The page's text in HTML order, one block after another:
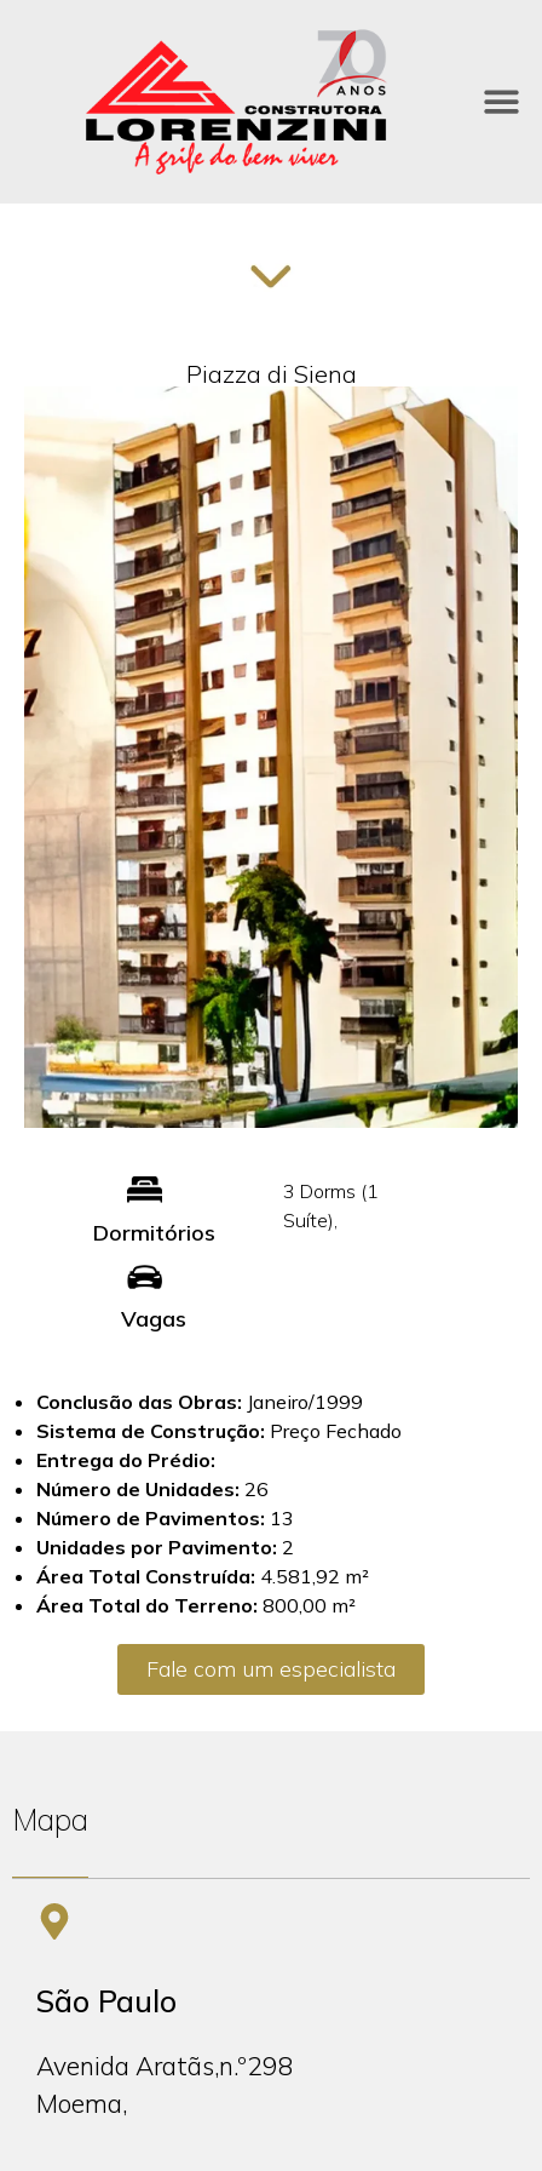
Piazza di Siena
Dormitórios
Vagas
3 Dorms (1
Suíte),
Conclusão das Obras: Janeiro/1999
Sistema de Construção: Preço Fechado
Entrega do Prédio:
Número de Unidades: 26
Número de Pavimentos: 13
Unidades por Pavimento: 2
Área Total Construída: 4.581,92 m²
Área Total do Terreno: 800,00 m²
Fale com um especialista
Mapa
São Paulo
Avenida Aratãs,n.º298
Moema,